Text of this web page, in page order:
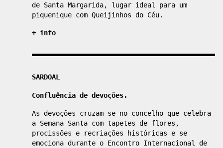
de Santa Margarida, lugar ideal para um
piquenique com Queijinhos do Céu.
+ info
SARDOAL
Confluência de devoções.
As devoções cruzam-se no concelho que celebra
a Semana Santa com tapetes de flores,
procissões e recriações históricas e se
emociona durante o Encontro Internacional de